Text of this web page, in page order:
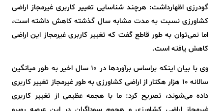
گودرزی اظهارداشت: هرچند شناسایی تغییر کاربری غیرمجاز اراضی
کشاورزی نسبت به مدت مشابه سال گذشته کاهش داشته است،
اما نمی‌توان به طور قاطع گفت که تغییر کاربری غیرمجاز این اراضی
کاهش یافته است.
وی با بیان اینکه براساس برآوردها در ۱۰ سال اخیر به طور میانگین
سالانه ۱۰ هزار هکتار از اراضی کشاورزی به طور غیرمجاز تغییر کاربری
داده می‌شوند، تصریح کرد: ما با هجمه عظیمی از تغییر کاربری